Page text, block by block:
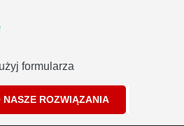
formularza
NASZE ROZWIĄZANIA